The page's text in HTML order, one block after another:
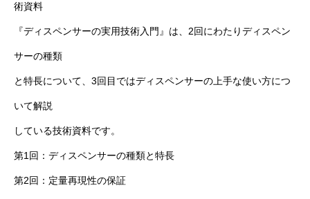
術資料
『ディスペンサーの実用技術入門』は、2回にわたりディスペン
サーの種類
と特長について、3回目ではディスペンサーの上手な使い方につ
いて解説
している技術資料です。
第1回：ディスペンサーの種類と特長
第2回：定量再現性の保証